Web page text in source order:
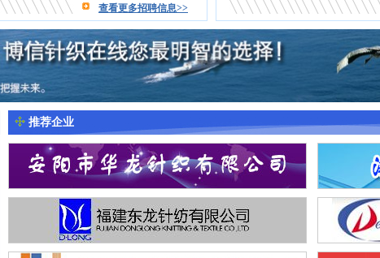
查看更多招聘信息>>
推荐企业